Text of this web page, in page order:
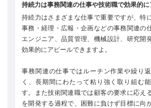
持続力は事務関連の仕事や技術職で効果的
持続力はさまざまな仕事で重要ですが、特
事務・経理・広報・企画などの事務関連の
エンジニア、品質管理、機械設計、研究開
効果的にアピールできますよ。
事務関連の仕事ではルーチン作業や繰り
く、長期間にわたって粘り強く取り組む
す。また技術関連職では顧客の要求に応え
を開発する過程で、困難に負けず目標に向